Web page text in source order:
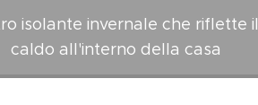
isolante invernale che riflette il
caldo all'interno della casa